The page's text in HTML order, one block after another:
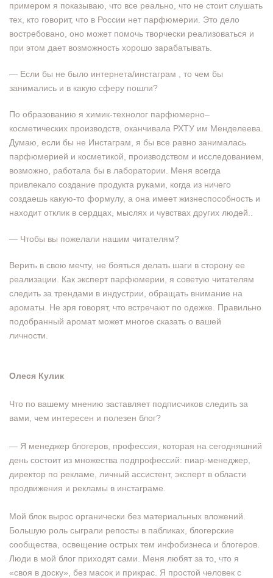
примером я показываю, что все реально, что не стоит слушать
тех, кто говорит, что в России нет парфюмерии. Это дело
востребовано, оно может помочь творчески реализоваться и
при этом дает возможность хорошо зарабатывать.
— Если бы не было интернета/инстаграм , то чем бы
занимались и в какую сферу пошли?
По образованию я химик-технолог парфюмерно–
косметических производств, оканчивала РХТУ им Менделеева.
Думаю, если бы не Инстаграм, я бы все равно занималась
парфюмерией и косметикой, производством и исследованием,
возможно, работала бы в лаборатории. Меня всегда
привлекало создание продукта руками, когда из ничего
создаешь какую-то формулу, а она имеет жизнеспособность и
находит отклик в сердцах, мыслях и чувствах других людей..
— Чтобы вы пожелали нашим читателям?
Верить в свою мечту, не бояться делать шаги в сторону ее
реализации. Как эксперт парфюмерии, я советую читателям
следить за трендами в индустрии, обращать внимание на
ароматы. Не зря говорят, что встречают по одежке. Правильно
подобранный аромат может многое сказать о вашей
личности.
Олеся Кулик
Что по вашему мнению заставляет подписчиков следить за
вами, чем интересен и полезен блог?
— Я менеджер блогеров, профессия, которая на сегодняшний
день состоит из множества подпрофессий: пиар-менеджер,
директор по рекламе, личный ассистент, эксперт в области
продвижения и рекламы в инстаграме.
Мой блок вырос органически без материальных вложений.
Большую роль сыграли репосты в пабликах, блогерские
сообщества, освещение острых тем инфобизнеса и блогеров.
Люди в мой блог приходят сами. Меня любят за то, что я
«своя в доску», без масок и прикрас. Я простой человек с